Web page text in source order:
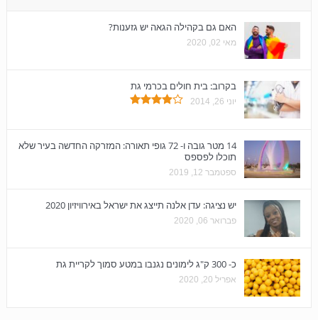
האם גם בקהילה הגאה יש גזענות?
מאי 02, 2020
בקרוב: בית חולים בכרמי גת
יוני 26, 2014
14 מטר גובה ו- 72 גופי תאורה: המזרקה החדשה בעיר שלא
תוכלו לפספס
ספטמבר 12, 2019
יש נציגה: עדן אלנה תייצג את ישראל באירוויזיון 2020
פברואר 06, 2020
כ- 300 ק"ג לימונים נגנבו במטע סמוך לקריית גת
אפריל 20, 2020